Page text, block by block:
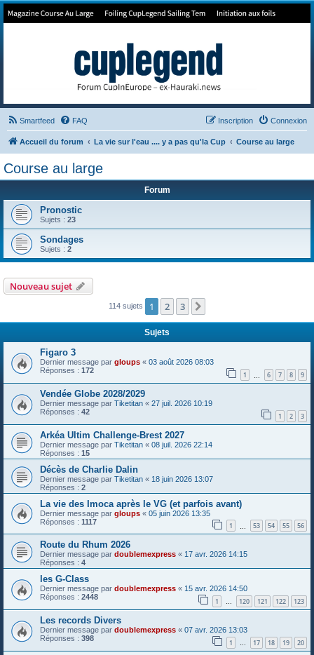
Forum de Cup In Europe
Smartfeed FAQ Connexion
Inscription
Accueil du forum La vie sur l'eau .... y a pas qu'la Cup Course au large
Course au large
Forum
Pronostic
Sujets : 23
Sondages
Sujets : 2
Nouveau sujet
114 sujets 1 2 3
Sujets
Figaro 3
Dernier message par gloups « 03 août 2026 08:03
Réponses : 172 1 6 7 8 9
Vendée Globe 2028/2029
Dernier message par Tiketitan « 27 juil. 2026 10:19
Réponses : 42 1 2 3
Arkéa Ultim Challenge-Brest 2027
Dernier message par Tiketitan « 08 juil. 2026 22:14
Réponses : 15
Décès de Charlie Dalin
Dernier message par Tiketitan « 18 juin 2026 13:07
Réponses : 2
La vie des Imoca après le VG (et parfois avant)
Dernier message par gloups « 05 juin 2026 13:35
Réponses : 1117 1 53 54 55 56
Route du Rhum 2026
Dernier message par doublemexpress « 17 avr. 2026 14:15
Réponses : 4
les G-Class
Dernier message par doublemexpress « 15 avr. 2026 14:50
Réponses : 2448 1 … 120 121 122 123
Les records Divers
Dernier message par doublemexpress « 07 avr. 2026 13:03
Réponses : 398 1 … 17 18 19 20